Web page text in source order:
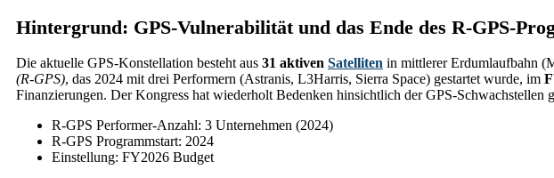
Hintergrund: GPS-Vulnerabilität und das Ende des R-GPS-
Die aktuelle GPS-Konstellation besteht aus 31 aktiven Satelliten in mittlerer Erdumlaufbahn
(R-GPS), das 2024 mit drei Performern (Astranis, L3Harris, Sierra Space) gestartet wurde, im
Finanzierungen. Der Kongress hat wiederholt Bedenken hinsichtlich der GPS-
R-GPS Performer-Anzahl: 3 Unternehmen (2024)
R-GPS Programmstart: 2024
Einstellung: FY2026 Budget